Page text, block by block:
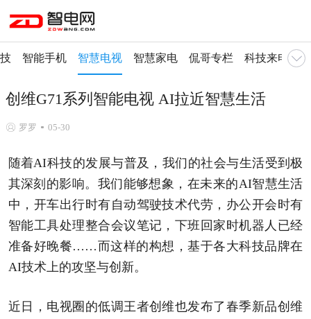
智能手机 智慧电视 智慧家电 侃哥专栏 科技来电
创维G71系列智能电视 AI拉近智慧生活
罗罗 05-30
随着AI科技的发展与普及，我们的社会与生活受到极
其深刻的影响。我们能够想象，在未来的AI智慧生活
中，开车出行时有自动驾驶技术代劳，办公开会时有
智能工具处理整合会议笔记，下班回家时机器人已经
准备好晚餐……而这样的构想，基于各大科技品牌在
AI技术上的攻坚与创新。
近日，电视圈的低调王者创维也发布了春季新品创维